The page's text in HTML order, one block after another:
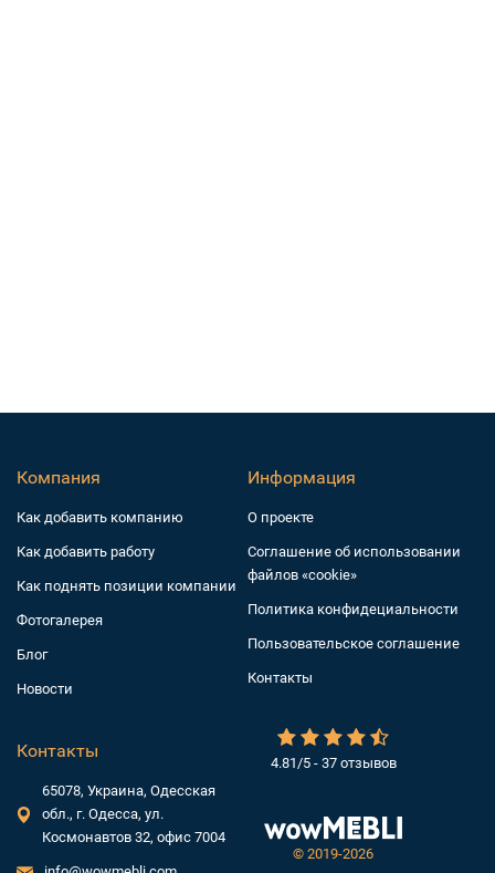
© 2019-2026
4.81/5 - 37 отзывов
Компания
Как добавить компанию
Как добавить работу
Как поднять позиции компании
Фотогалерея
Блог
Новости
Информация
О проекте
Соглашение об использовании
файлов «cookie»
Политика конфидециальности
Пользовательское соглашение
Контакты
Контакты
65078, Украина, Одесская
обл., г. Одесса, ул.
Космонавтов 32, офис 7004